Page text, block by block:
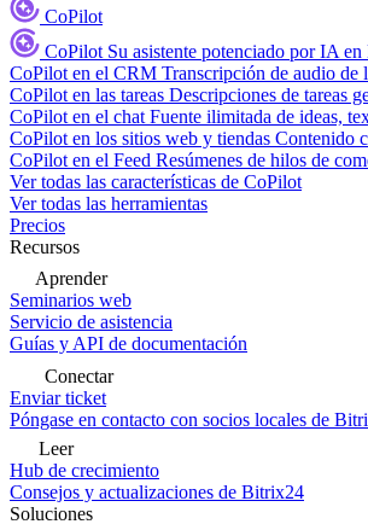
CoPilot
CoPilot Su asistente potenciado por IA
CoPilot en el CRM Transcripción de audio de
CoPilot en las tareas Descripciones de tareas
CoPilot en el chat Fuente ilimitada de ideas,
CoPilot en los sitios web y tiendas Contenido
CoPilot en el Feed Resúmenes de hilos de
Ver todas las características de CoPilot
Ver todas las herramientas
Precios
Recursos
Aprender
Seminarios web
Servicio de asistencia
Guías y API de documentación
Conectar
Enviar ticket
Póngase en contacto con socios locales de
Leer
Hub de crecimiento
Consejos y actualizaciones de Bitrix24
Soluciones